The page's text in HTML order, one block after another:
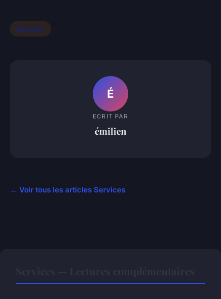
Services
É
ECRIT PAR
émilien
← Voir tous les articles Services